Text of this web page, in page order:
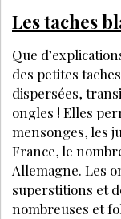
Les taches
Que
des petites
dispersées,
ongles ! Elles
mensonges, les
France, le
Allemagne. Les
superstitions et
nombreuses et